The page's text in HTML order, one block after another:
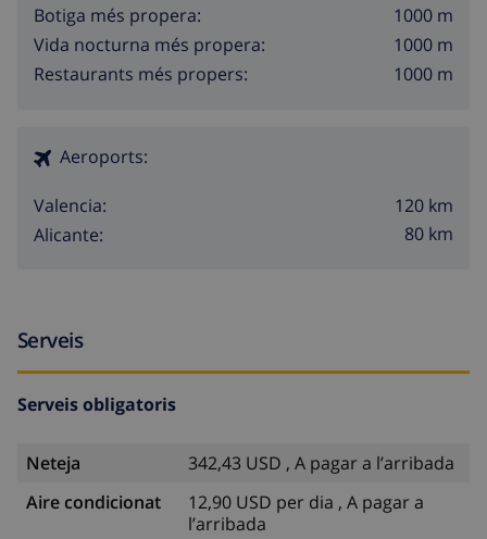
Botiga més propera:
1000 m
Vida nocturna més propera:
1000 m
Restaurants més propers:
1000 m
Aeroports:
Valencia:
120 km
Alicante:
80 km
Serveis
Serveis obligatoris
Neteja
342,43 USD , A pagar a l’arribada
Aire condicionat
12,90 USD per dia , A pagar a
l’arribada